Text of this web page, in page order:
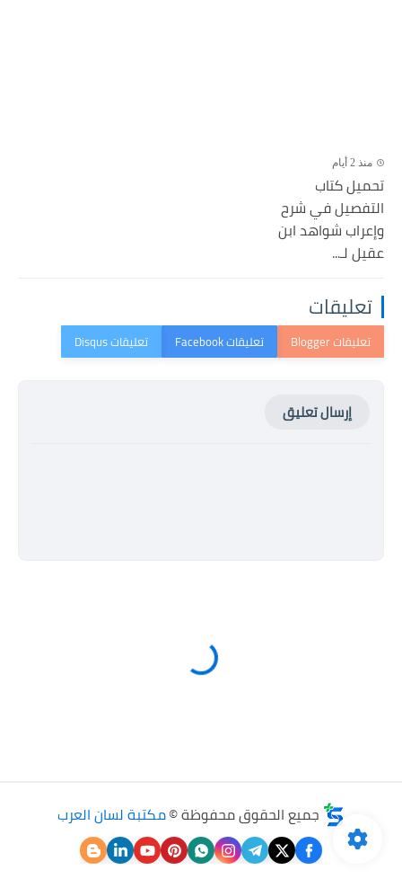
منذ 2 أيام
تحميل كتاب
التفصيل في شرح
وإعراب شواهد ابن
عقيل لـ...
تعليقات
إرسال تعليق
جميع الحقوق محفوظة ©مكتبة لسان العرب